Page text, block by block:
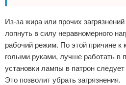
Из-за жира или прочих
лопнуть в силу неравномерного
рабочий режим. По этой причине к
голыми руками, лучше работать в
установки лампы в патрон
Это позволит убрать загрязнения.